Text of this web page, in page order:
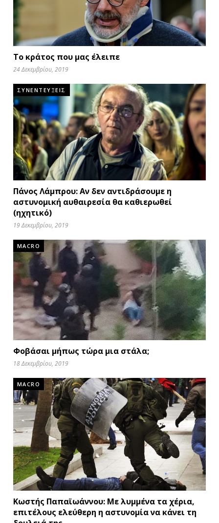
Το κράτος που μας έλειπε
24 Δεκεμβρίου, 2019
ΣΥΝΕΝΤΕΥΞΕΙΣ
Πάνος Λάμπρου: Αν δεν αντιδράσουμε η
αστυνομική αυθαιρεσία θα καθιερωθεί
(ηχητικό)
19 Δεκεμβρίου, 2019
MACRO
Φοβάσαι μήπως τώρα μια στάλα;
18 Δεκεμβρίου, 2019
MACRO
Κωστής Παπαϊωάννου: Με λυμμένα τα χέρια,
επιτέλους ελεύθερη η αστυνομία να κάνει τη